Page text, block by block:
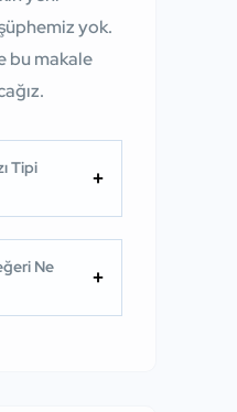
yok.
bu makale
Tipi
Ne